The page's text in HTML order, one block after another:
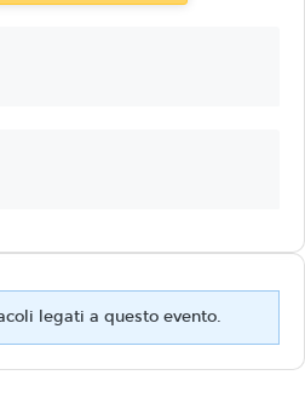
legati a questo evento.